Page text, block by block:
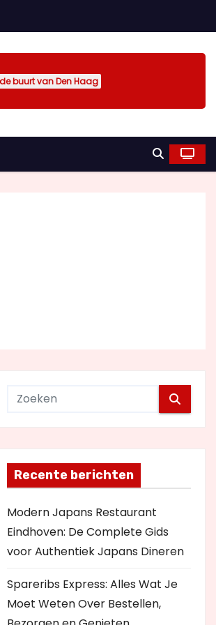
buurt van Den Haag
Recente berichten
Modern Japans Restaurant
Eindhoven: De Complete Gids
voor Authentiek Japans Dineren
Spareribs Express: Alles Wat Je
Moet Weten Over Bestellen,